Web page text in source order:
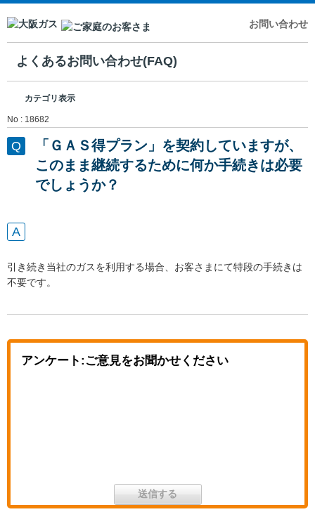
お問い合わせ
よくあるお問い合わせ(FAQ)
カテゴリ表示
No : 18682
「ＧＡＳ得プラン」を契約していますが、
このまま継続するために何か手続きは必要
でしょうか？
引き続き当社のガスを利用する場合、お客さまにて特段の手続きは
不要です。
アンケート:ご意見をお聞かせください